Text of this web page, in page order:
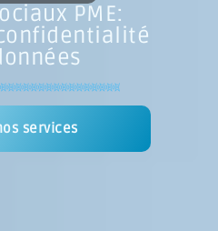
PME:
services